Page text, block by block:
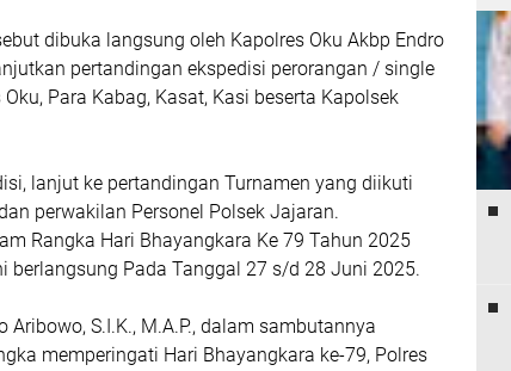
dibuka langsung oleh Kapolres Oku Akbp Endro
pertandingan ekspedisi perorangan / single
Para Kabag, Kasat, Kasi beserta Kapolsek
lanjut ke pertandingan Turnamen yang diikuti
perwakilan Personel Polsek Jajaran.
Rangka Hari Bhayangkara Ke 79 Tahun 2025
berlangsung Pada Tanggal 27 s/d 28 Juni 2025.
Aribowo, S.I.K., M.A.P., dalam sambutannya
memperingati Hari Bhayangkara ke-79, Polres